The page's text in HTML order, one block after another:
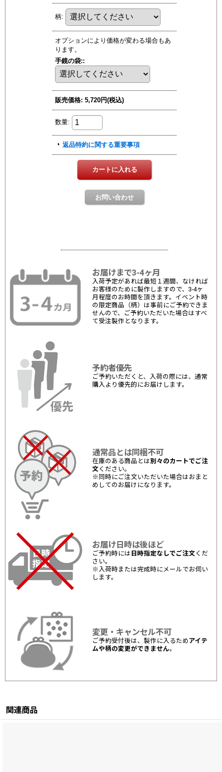
お届けまで3-4ヶ月
入荷予定があれば最短１週間、なければ
お客様のために製作しますので、3-4ヶ
月程度のお時間を頂きます。イベント時
の限定商品（柄）は事前にご予約できま
せんので、ご予約いただいた場合はすべ
て受注製作となります。
予約者優先
ご予約いただくと、入荷の際には、通常
購入より優先的にお届けします。
通常品とは同梱不可
在庫のある商品とは別々のカートでご注
文 ください。
※同時にご注文いただいた場合はおまと
めしてのお届けになります。
お届け日時は後ほど
ご予約時には 日時指定なしでご注文 くだ
さい。
※入荷時または完成時にメールでお伺い
します。
変更・キャンセル不可
ご予約受付後は、製作に入るため アイテ
ムや柄の変更ができません。
関連商品